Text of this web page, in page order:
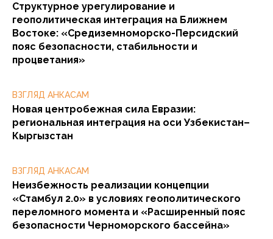
Структурное урегулирование и
геополитическая интеграция на Ближнем
Востоке: «Средиземноморско-Персидский
пояс безопасности, стабильности и
процветания»
ВЗГЛЯД АНКАСАМ
Новая центробежная сила Евразии:
региональная интеграция на оси Узбекистан–
Кыргызстан
ВЗГЛЯД АНКАСАМ
Неизбежность реализации концепции
«Стамбул 2.0» в условиях геополитического
переломного момента и «Расширенный пояс
безопасности Черноморского бассейна»